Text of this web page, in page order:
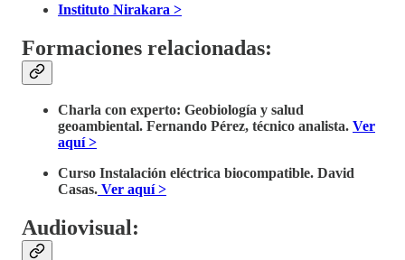
Instituto Nirakara >
Formaciones relacionadas:
Charla con experto: Geobiología y salud
geoambiental. Fernando Pérez, técnico analista. Ver
aquí >
Curso Instalación eléctrica biocompatible. David
Casas. Ver aquí >
Audiovisual: